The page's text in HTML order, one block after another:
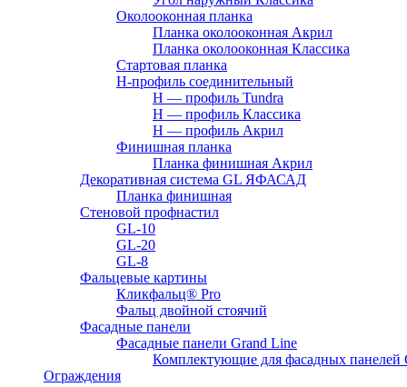
Околооконная планка
Планка околооконная Акрил
Планка околооконная Классика
Стартовая планка
H-профиль соединительный
Н — профиль Tundra
H — профиль Классика
Н — профиль Акрил
Финишная планка
Планка финишная Акрил
Декоративная система GL ЯФАСАД
Планка финишная
Стеновой профнастил
GL-10
GL-20
GL-8
Фальцевые картины
Кликфальц® Pro
Фальц двoйной стоячий
Фасадные панели
Фасадные панели Grand Line
Комплектующие для фасадных панелей
Ограждения